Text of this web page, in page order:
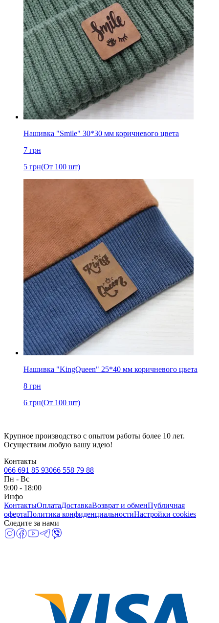
Нашивка "Smile" 30*30 мм коричневого цвета
7 грн
5 грн(От 100 шт)
Нашивка "KingQueen" 25*40 мм коричневого цвета
8 грн
6 грн(От 100 шт)
Крупное производство с опытом работы более 10 лет.
Осуществим любую вашу идею!
Контакты
066 691 85 93066 558 79 88
Пн - Вс
9:00 - 18:00
Инфо
КонтактыОплатаДоставкаВозврат и обменПубличная
офертаПолитика конфиденциальностиНастройки cookies
Следите за нами